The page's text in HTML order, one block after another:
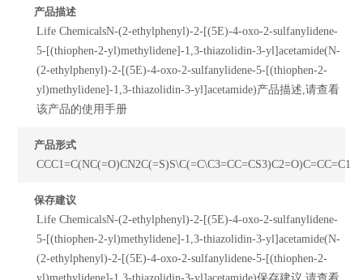
产品描述
Life ChemicalsN-(2-ethylphenyl)-2-[(5E)-4-oxo-2-sulfanylidene-
5-[(thiophen-2-yl)methylidene]-1,3-thiazolidin-3-yl]acetamide(N-
(2-ethylphenyl)-2-[(5E)-4-oxo-2-sulfanylidene-5-[(thiophen-2-
yl)methylidene]-1,3-thiazolidin-3-yl]acetamide)产品描述,请查看
该产品的使用手册
产品形式
CCC1=C(NC(=O)CN2C(=S)S\C(=C\C3=CC=CS3)C2=O)C=CC=C1
保存建议
Life ChemicalsN-(2-ethylphenyl)-2-[(5E)-4-oxo-2-sulfanylidene-
5-[(thiophen-2-yl)methylidene]-1,3-thiazolidin-3-yl]acetamide(N-
(2-ethylphenyl)-2-[(5E)-4-oxo-2-sulfanylidene-5-[(thiophen-2-